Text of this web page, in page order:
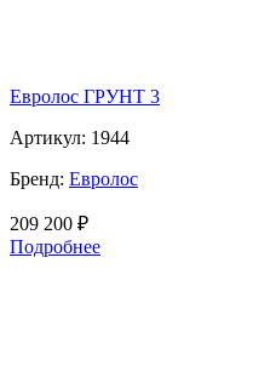
Евролос ГРУНТ 3
Артикул: 1944
Бренд: Евролос
209 200 ₽
Подробнее